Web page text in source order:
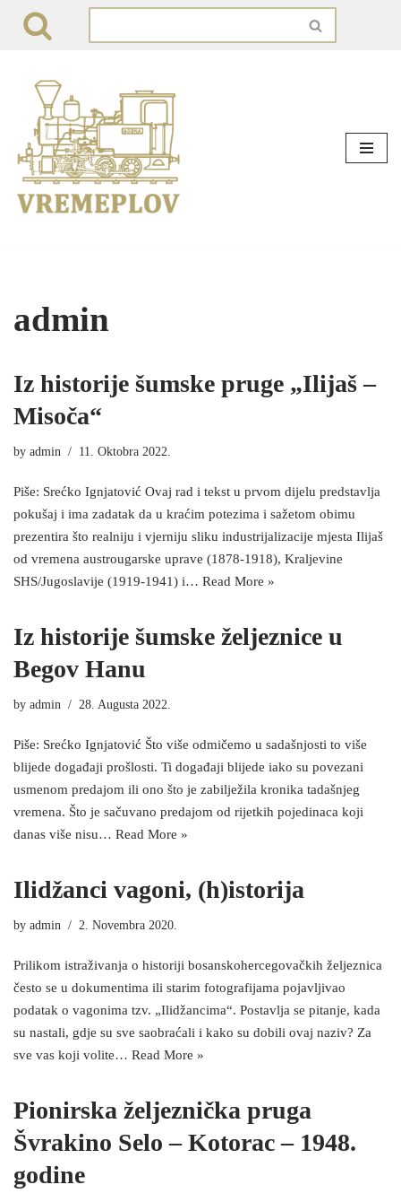
content
admin
Iz historije šumske pruge „Ilijaš –
Misoča“
by admin 11. Oktobra 2022.
Piše: Srećko Ignjatović Ovaj rad i tekst u prvom dijelu predstavlja
pokušaj i ima zadatak da u kraćim potezima i sažetom obimu
prezentira što realniju i vjerniju sliku industrijalizacije mjesta Ilijaš
od vremena austrougarske uprave (1878-1918), Kraljevine
SHS/Jugoslavije (1919-1941) i… Read More »
Iz historije šumske željeznice u
Begov Hanu
by admin 28. Augusta 2022.
Piše: Srećko Ignjatović Što više odmičemo u sadašnjosti to više
blijede događaji prošlosti. Ti događaji blijede iako su povezani
usmenom predajom ili ono što je zabilježila kronika tadašnjeg
vremena. Što je sačuvano predajom od rijetkih pojedinaca koji
danas više nisu… Read More »
Ilidžanci vagoni, (h)istorija
by admin 2. Novembra 2020.
Prilikom istraživanja o historiji bosanskohercegovačkih željeznica
često se u dokumentima ili starim fotografijama pojavljivao
podatak o vagonima tzv. „Ilidžancima“. Postavlja se pitanje, kada
su nastali, gdje su sve saobraćali i kako su dobili ovaj naziv? Za
sve vas koji volite… Read More »
Pionirska željeznička pruga
Švrakino Selo – Kotorac – 1948.
godine